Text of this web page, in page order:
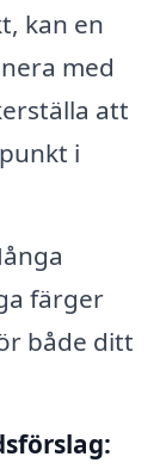
kan en
med
att
i
färger
både ditt